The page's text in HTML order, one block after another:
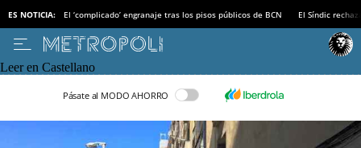
ES NOTICIA: El ‘complicado’ engranaje tras los pisos públicos de BCN El Síndic
Leer en Castellano
Pásate al MODO AHORRO